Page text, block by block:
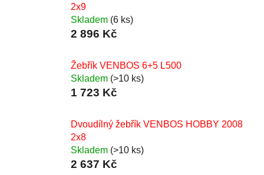
2x9
Skladem (6 ks)
2 896 Kč
Žebřík VENBOS 6+5 L500
Skladem (>10 ks)
1 723 Kč
Dvoudílný žebřík VENBOS HOBBY 2008
2x8
Skladem (>10 ks)
2 637 Kč